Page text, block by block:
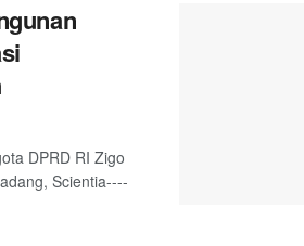
DPRD RI Zigo
Scientia----